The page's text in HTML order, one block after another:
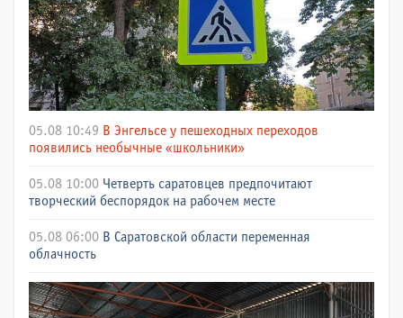
05.08 10:49 В Энгельсе у пешеходных переходов
появились необычные «школьники»
05.08 10:00 Четверть саратовцев предпочитают
творческий беспорядок на рабочем месте
05.08 06:00 В Саратовской области переменная
облачность